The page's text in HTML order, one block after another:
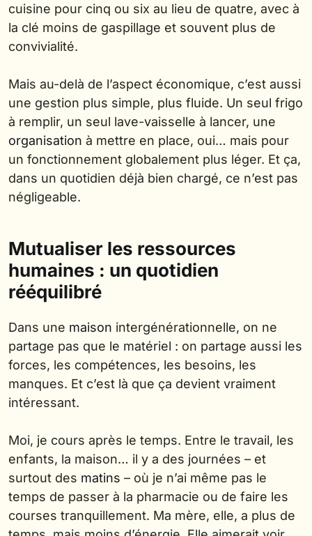
cuisine pour cinq ou six au lieu de quatre, avec à
la clé moins de gaspillage et souvent plus de
convivialité.
Mais au-delà de l’aspect économique, c’est aussi
une gestion plus simple, plus fluide. Un seul frigo
à remplir, un seul lave-vaisselle à lancer, une
organisation à mettre en place, oui… mais pour
un fonctionnement globalement plus léger. Et ça,
dans un quotidien déjà bien chargé, ce n’est pas
négligeable.
Mutualiser les ressources
humaines : un quotidien
rééquilibré
Dans une maison intergénérationnelle, on ne
partage pas que le matériel : on partage aussi les
forces, les compétences, les besoins, les
manques. Et c’est là que ça devient vraiment
intéressant.
Moi, je cours après le temps. Entre le travail, les
enfants, la maison… il y a des journées – et
surtout des matins – où je n’ai même pas le
temps de passer à la pharmacie ou de faire les
courses tranquillement. Ma mère, elle, a plus de